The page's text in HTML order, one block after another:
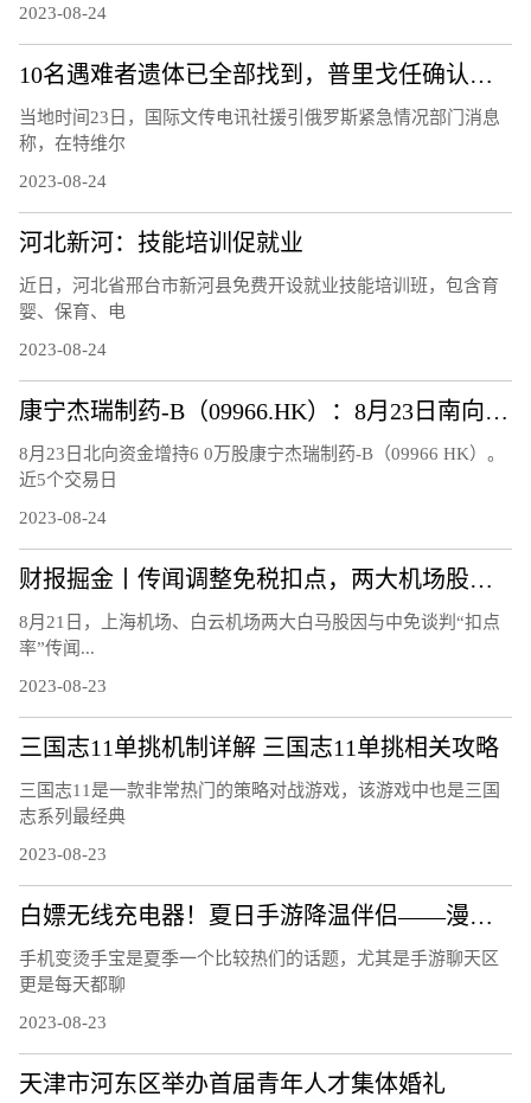
2023-08-24
10名遇难者遗体已全部找到，普里戈任确认遇难
当地时间23日，国际文传电讯社援引俄罗斯紧急情况部门消息
称，在特维尔
2023-08-24
河北新河：技能培训促就业
近日，河北省邢台市新河县免费开设就业技能培训班，包含育
婴、保育、电
2023-08-24
康宁杰瑞制药-B（09966.HK）：8月23日南向资金增持6万股
8月23日北向资金增持6 0万股康宁杰瑞制药-B（09966 HK）。
近5个交易日
2023-08-24
财报掘金丨传闻调整免税扣点，两大机场股连跌3日!首批航空股中报、7月航运数据均报喜，航空板块大周期何时兑现？
8月21日，上海机场、白云机场两大白马股因与中免谈判“扣点
率”传闻...
2023-08-23
三国志11单挑机制详解 三国志11单挑相关攻略
三国志11是一款非常热门的策略对战游戏，该游戏中也是三国
志系列最经典
2023-08-23
白嫖无线充电器！夏日手游降温伴侣——漫步者C4 Pro磁吸散热器
手机变烫手宝是夏季一个比较热们的话题，尤其是手游聊天区
更是每天都聊
2023-08-23
天津市河东区举办首届青年人才集体婚礼